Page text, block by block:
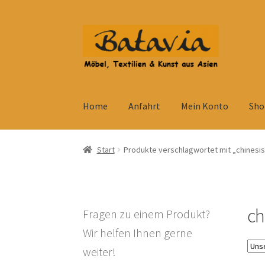
Navigation
springen
Zum
Inhalt
springen
Home Anfahrt Mein Konto
Start Accessoires Anfahrt
Wohnzimmertisch mit
Start Produkte verschlagwortet mit
Fragen zu einem Produkt?
Wir helfen Ihnen gerne
weiter!